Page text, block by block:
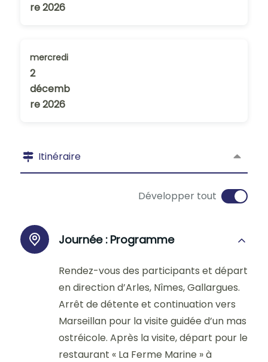
re 2026
mercredi
2
décemb
re 2026
Itinéraire
Développer tout
Journée : Programme
Rendez-vous des participants et départ
en direction d’Arles, Nîmes, Gallargues.
Arrêt de détente et continuation vers
Marseillan pour la visite guidée d’un mas
ostréicole. Après la visite, départ pour le
restaurant « La Ferme Marine » à